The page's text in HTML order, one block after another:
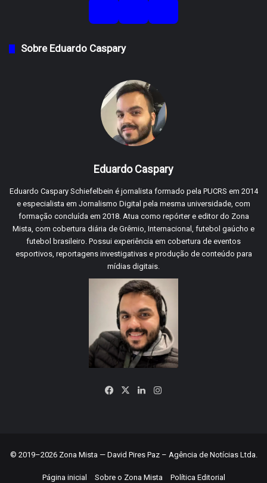
Sobre Eduardo Caspary
Eduardo Caspary
Eduardo Caspary Schiefelbein é jornalista formado pela PUCRS em 2014
e especialista em Jornalismo Digital pela mesma universidade, com
formação concluída em 2018. Atua como repórter e editor do Zona
Mista, com cobertura diária de Grêmio, Internacional, futebol gaúcho e
futebol brasileiro. Possui experiência em cobertura de eventos
esportivos, reportagens investigativas e produção de conteúdo para
mídias digitais.
Facebook
X LinkedinInstagram
© 2019–2026 Zona Mista — David Pires Paz – Agência de Notícias Ltda.
Página inicial Sobre o Zona Mista Política Editorial